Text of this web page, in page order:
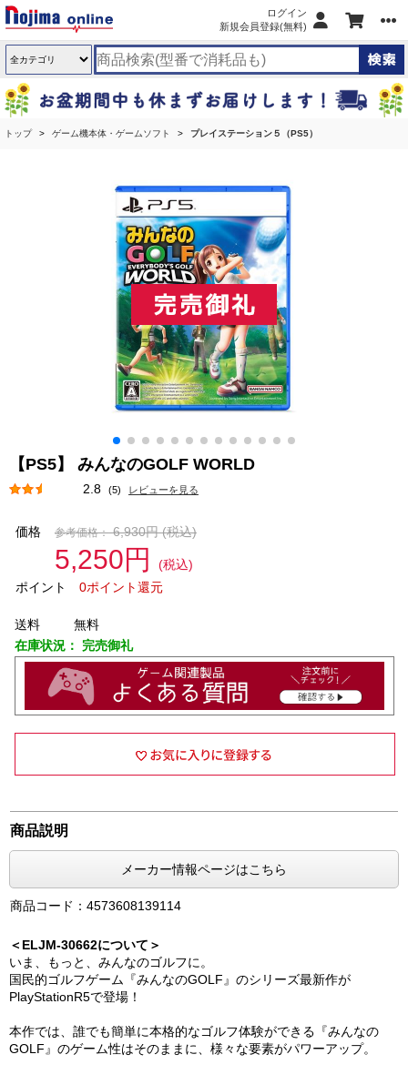
ログイン
新規会員登録(無料)
トップ ゲーム機本体・ゲームソフト プレイステーション５（PS5）
【PS5】 みんなのGOLF WORLD
2.8 (5) レビューを見る
価格 参考価格： 6,930円(税込)
5,250円
(税込)
ポイント
0ポイント還元
送料
無料
在庫状況： 完売御礼
商品説明
メーカー情報ページはこちら
商品コード：4573608139114
＜ELJM-30662について＞
いま、もっと、みんなのゴルフに。
国民的ゴルフゲーム『みんなのGOLF』のシリーズ最新作が
PlayStationR5で登場！
本作では、誰でも簡単に本格的なゴルフ体験ができる『みんなの
GOLF』のゲーム性はそのままに、様々な要素がパワーアップ。